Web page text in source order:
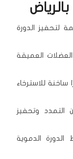
لتحفيز الدورة
العميقة
للاسترخاء
التمدد وتحفيز
الدموية